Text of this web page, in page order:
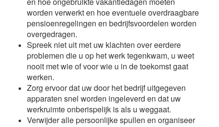
worden verwerkt en hoe eventuele overdraagbare
pensioenregelingen en bedrijfsvoordelen worden
overgedragen.
Spreek niet uit met uw klachten over eerdere
problemen die u op het werk tegenkwam, u weet
nooit met wie of voor wie u in de toekomst gaat
werken.
Zorg ervoor dat uw door het bedrijf uitgegeven
apparaten snel worden ingeleverd en dat uw
werkruimte onberispelijk is als u weggaat.
Verwijder alle persoonlijke spullen en organiseer